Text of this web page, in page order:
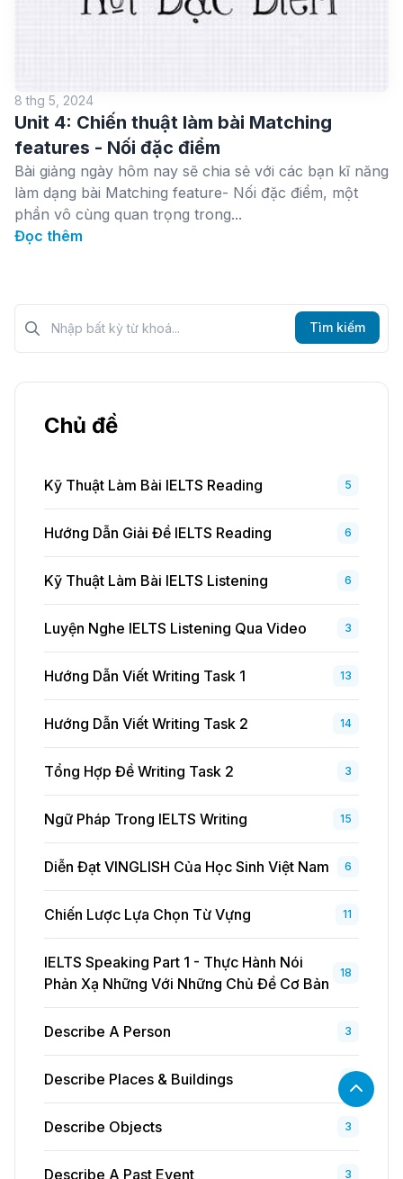
8 thg 5, 2024
Unit 4: Chiến thuật làm bài Matching
features - Nối đặc điểm
Bài giảng ngày hôm nay sẽ chia sẻ với các bạn kĩ năng
làm dạng bài Matching feature- Nối đặc điểm, một
phần vô cùng quan trọng trong...
Đọc thêm
Tìm kiếm?>
Tìm kiếm
Chủ đề
Kỹ Thuật Làm Bài IELTS Reading 5
Hướng Dẫn Giải Đề IELTS Reading 6
Kỹ Thuật Làm Bài IELTS Listening 6
Luyện Nghe IELTS Listening Qua Video 3
Hướng Dẫn Viết Writing Task 1 13
Hướng Dẫn Viết Writing Task 2 14
Tổng Hợp Đề Writing Task 2 3
Ngữ Pháp Trong IELTS Writing 15
Diễn Đạt VINGLISH Của Học Sinh Việt Nam 6
Chiến Lược Lựa Chọn Từ Vựng 11
IELTS Speaking Part 1 - Thực Hành Nói
Phản Xạ Những Với Những Chủ Đề Cơ Bản
18
Describe A Person 3
Describe Places & Buildings 1
Describe Objects 3
Describe A Past Event 3